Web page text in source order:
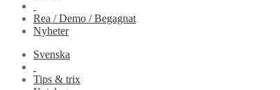
Rea / Demo / Begagnat
Nyheter
Svenska
Tips & trix